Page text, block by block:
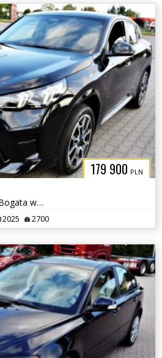
179 900 PLN
2700 km przebiegu, 4x4, Bogata wersja
2025 2700